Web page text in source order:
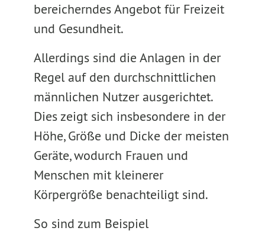
bereicherndes Angebot für Freizeit
und Gesundheit.
Allerdings sind die Anlagen in der
Regel auf den durchschnittlichen
männlichen Nutzer ausgerichtet.
Dies zeigt sich insbesondere in der
Höhe, Größe und Dicke der meisten
Geräte, wodurch Frauen und
Menschen mit kleinerer
Körpergröße benachteiligt sind.
So sind zum Beispiel